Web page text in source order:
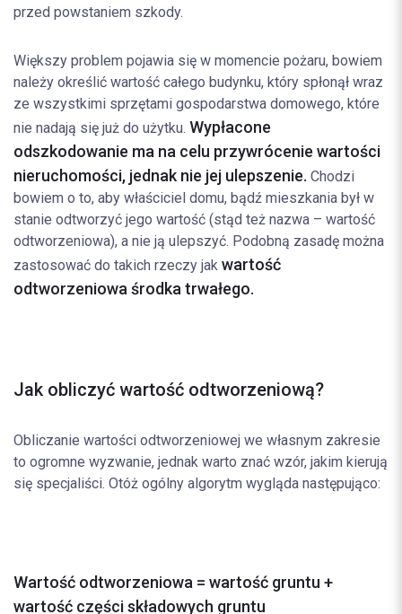
przed powstaniem szkody.
Większy problem pojawia się w momencie pożaru, bowiem
należy określić wartość całego budynku, który spłonął wraz
ze wszystkimi sprzętami gospodarstwa domowego, które
nie nadają się już do użytku. Wypłacone
odszkodowanie ma na celu przywrócenie wartości
nieruchomości, jednak nie jej ulepszenie. Chodzi
bowiem o to, aby właściciel domu, bądź mieszkania był w
stanie odtworzyć jego wartość (stąd też nazwa – wartość
odtworzeniowa), a nie ją ulepszyć. Podobną zasadę można
zastosować do takich rzeczy jak wartość
odtworzeniowa środka trwałego.
Jak obliczyć wartość odtworzeniową?
Obliczanie wartości odtworzeniowej we własnym zakresie
to ogromne wyzwanie, jednak warto znać wzór, jakim kierują
się specjaliści. Otóż ogólny algorytm wygląda następująco:
Wartość odtworzeniowa = wartość gruntu +
wartość części składowych gruntu